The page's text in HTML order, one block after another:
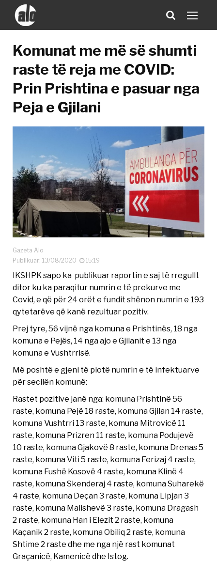
Komunat me më së shumti
raste të reja me COVID:
Prin Prishtina e pasuar nga
Peja e Gjilani
Gazeta Alo
Publikuar: 13/08/2020
15:19
IKSHPK sapo ka publikuar raportin e saj të rregullt
ditor ku ka paraqitur numrin e të prekurve me
Covid, e që për 24 orët e fundit shënon numrin e 193
qytetarëve që kanë rezultuar pozitiv.
Prej tyre, 56 vijnë nga komuna e Prishtinës, 18 nga
komuna e Pejës, 14 nga ajo e Gjilanit e 13 nga
komuna e Vushtrrisë.
Më poshtë e gjeni të plotë numrin e të infektuarve
për secilën komunë:
Rastet pozitive janë nga: komuna Prishtinë 56
raste, komuna Pejë 18 raste, komuna Gjilan 14 raste,
komuna Vushtrri 13 raste, komuna Mitrovicë 11
raste, komuna Prizren 11 raste, komuna Podujevë
10 raste, komuna Gjakovë 8 raste, komuna Drenas 5
raste, komuna Viti 5 raste, komuna Ferizaj 4 raste,
komuna Fushë Kosovë 4 raste, komuna Klinë 4
raste, komuna Skenderaj 4 raste, komuna Suharekë
4 raste, komuna Deçan 3 raste, komuna Lipjan 3
raste, komuna Malishevë 3 raste, komuna Dragash
2 raste, komuna Han i Elezit 2 raste, komuna
Kaçanik 2 raste, komuna Obiliq 2 raste, komuna
Shtime 2 raste dhe me nga një rast komunat
Graçanicë, Kamenicë dhe Istog.